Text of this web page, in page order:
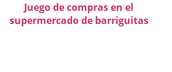
Juego de compras en el
supermercado de barriguitas